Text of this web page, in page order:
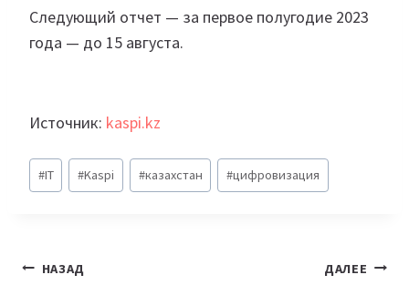
Следующий отчет — за первое полугодие 2023
года — до 15 августа.
Источник: kaspi.kz
Метки
записи:
#IT #Kaspi #казахстан #цифровизация
Навигация
НАЗАД ДАЛЕЕ